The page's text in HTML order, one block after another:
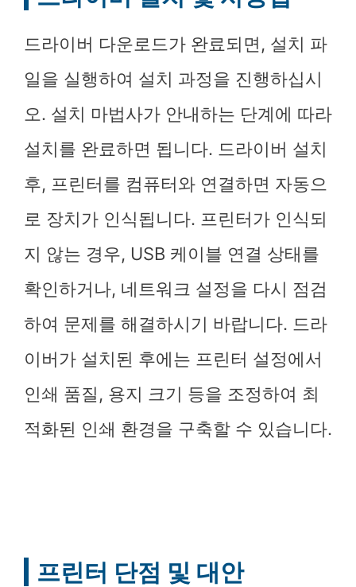
드라이버 다운로드가 완료되면, 설치 파
일을 실행하여 설치 과정을 진행하십시
오. 설치 마법사가 안내하는 단계에 따라
설치를 완료하면 됩니다. 드라이버 설치
후, 프린터를 컴퓨터와 연결하면 자동으
로 장치가 인식됩니다. 프린터가 인식되
지 않는 경우, USB 케이블 연결 상태를
확인하거나, 네트워크 설정을 다시 점검
하여 문제를 해결하시기 바랍니다. 드라
이버가 설치된 후에는 프린터 설정에서
인쇄 품질, 용지 크기 등을 조정하여 최
적화된 인쇄 환경을 구축할 수 있습니다.
프린터 단점 및 대안